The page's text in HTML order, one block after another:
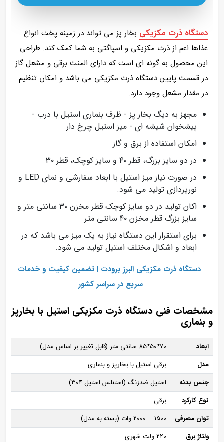
دستگاه ذرت مکزیکی بخار پز می تواند در زمینه پخت انواع
غذاها اعم از ذرت مکزیکی و اسپاگتی به شما کمک کند. طراحی
این محصول به گونه ای است که دارای المنت برقی و مشعل گاز
در قسمت پایین دستگاه ذرت مکزیکی می باشد و امکان تنظیم
در مقدار مشعل وجود دارد.
مجهز به دیگ بخار پز - ظرف بنماری استیل با درب -
پیشخوان شیشه ای - میز استیل چرخ دار
امکان استفاده از برق و گاز
در دو سایز بزرگ، قطر ۴۰ و سایز کوچک، قطر ۳۰
در صورت نیاز میز استیل با ابعاد سفارشی و نمای LED و
نورپردازی تولید می شود.
اکان تولید در دو سایز کوچک قطر مخزن ۳۰ سانتی متر و
سایز بزرگ قطر مخزن ۴۰ سانتی متر
برای استقرار این دستگاه نیاز به یک میز می باشد که در
ابعاد و اشکال مختلف استیل تولید می شود.
دستگاه ذرت مکزیکی البرز برودت | تضمین کیفیت و خدمات
سریع در سراسر کشور
مشخصات فنی دستگاه ذرت مکزیکی استیل با بخارپز
و بنماری
ابعاد
70*50*85 سانتی‌ متر (قابل تغییر بر اساس مدل)
مدل
برقی استیل با بخارپز و بنماری
جنس بدنه
استیل ضدزنگ (استنلس استیل 304)
نوع کارکرد
برقی
توان مصرفی
1500 – 2000 وات (بسته به مدل)
ولتاژ برق
220 ولت شهری